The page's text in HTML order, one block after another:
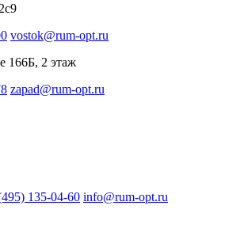
vostok@rum-opt.ru
166Б, 2 этаж
zapad@rum-opt.ru
135-04-60 info@rum-opt.ru